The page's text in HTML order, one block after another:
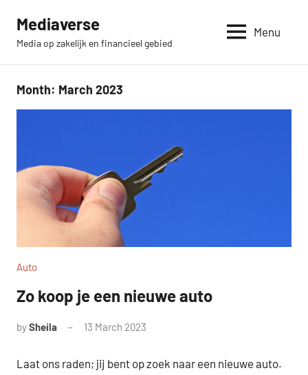
content
Mediaverse
Media op zakelijk en financieel gebied
Menu
Month: March 2023
Auto
Zo koop je een nieuwe auto
bySheila 13 March 2023
Laat ons raden; jij bent op zoek naar een nieuwe auto.